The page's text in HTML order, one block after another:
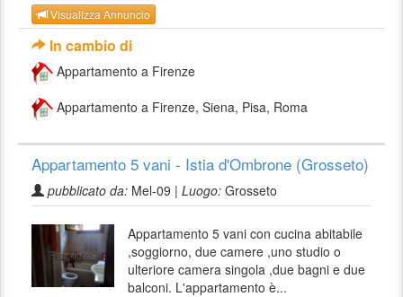
Visualizza Annuncio
In cambio di
Appartamento a Firenze
Appartamento a Firenze, Siena, Pisa, Roma
Appartamento 5 vani - Istia d'Ombrone (Grosseto)
pubblicato da: Mel-09 | Luogo: Grosseto
Appartamento 5 vani con cucina abitabile
,soggiorno, due camere ,uno studio o
ulteriore camera singola ,due bagni e due
balconi. L'appartamento è...